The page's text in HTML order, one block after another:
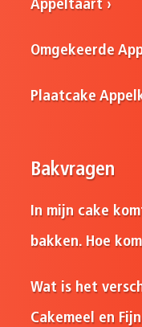
Appeltaart
Omgekeerde
Plaatcake
Bakvragen
In mijn cake
bakken. Hoe
Wat is het
Cakemeel en